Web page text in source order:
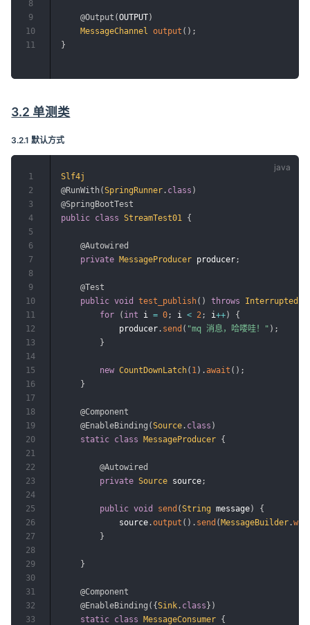
@Output (OUTPUT)
MessageChannel
output ( ) ;
}
8
9
10
11
3.2 单测类
3.2.1 默认方式
Slf4j
@RunWith(SpringRunner . class )
@SpringBootTest
public class StreamTest01 {
@Autowired
private MessageProducer producer;
@Test
public void test_publish( ) throws
for
( int i = 0; i < 2; i++)
{
            producer
. send ( "mq 消息，哈喽哇！" ) ;
}
new CountDownLatch( 1) .await ( ) ;
}
@Component
@EnableBinding (Source . class )
static class MessageProducer {
@Autowired
private Source source;
public void send (String message)
{
            source
.output ( ) . send ( MessageBuilder .
}
}
@Component
@EnableBinding ( {Sink . class } )
static class MessageConsumer {
1
2
3
4
5
6
7
8
9
10
11
12
13
14
15
16
17
18
19
20
21
22
23
24
25
26
27
28
29
30
31
32
33